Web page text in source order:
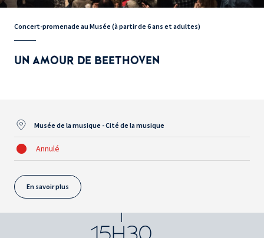
Concert-promenade au Musée (à partir de 6 ans et adultes)
UN AMOUR DE BEETHOVEN
Musée de la musique - Cité de la musique
Annulé
En savoir plus